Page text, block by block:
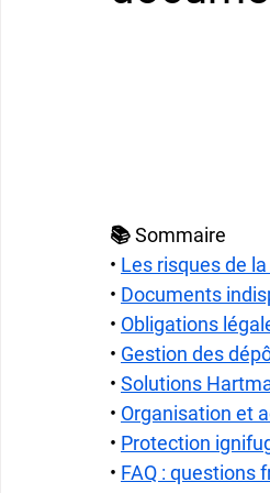
📚 Sommaire
• Les risques de
• Documents
• Obligations
• Gestion des
• Solutions
• Organisation et
• Protection
• FAQ : questions